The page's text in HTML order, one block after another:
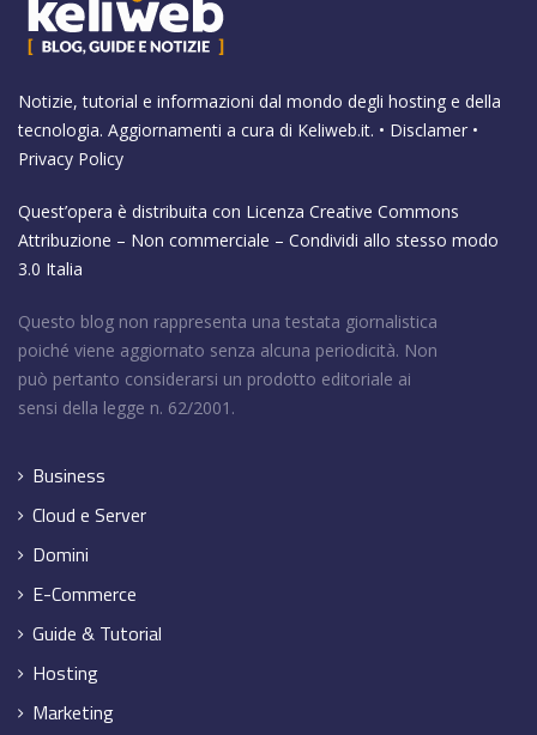
Notizie, tutorial e informazioni dal mondo degli hosting e della
tecnologia. Aggiornamenti a cura di Keliweb.it. • Disclamer •
Privacy Policy
Quest’opera è distribuita con Licenza Creative Commons
Attribuzione – Non commerciale – Condividi allo stesso modo
3.0 Italia
Questo blog non rappresenta una testata giornalistica
poiché viene aggiornato senza alcuna periodicità. Non
può pertanto considerarsi un prodotto editoriale ai
sensi della legge n. 62/2001.
Business
Cloud e Server
Domini
E-Commerce
Guide & Tutorial
Hosting
Marketing